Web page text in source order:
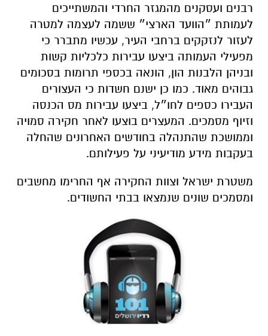
רבנים ועסקנים מהמגזר החרדי והמשתייכים
לעמותת ״הוועד הארצי״ ששמה לעצמה למטרה
לעזור לנזקקים ברחבי העיר, עכשיו מתברר כי
מפעילי העמותה ביצעו עבירות כלכליות קשות
ובניהן הלבנות הון, הונאה בכספי תרומות בסכומים
גבוהים מאוד. כמו כן ישנם חשדות כי העצורים
העבירו כספים לחו״ל, ביצעו עבירות מס הכנסה
וזיוף מסמכים. המעצרים בוצעו לאחר חקירה סמויה
וממושכת שהתנהלה בחודשים האחרונים שהחלה
בעקבות מידע מודיעיני על פעילותם.
משטרת ישראל וצוות החקירה אף החרימו מחשבים
ומסמכים שונים שנמצאו בבתי החשודים.